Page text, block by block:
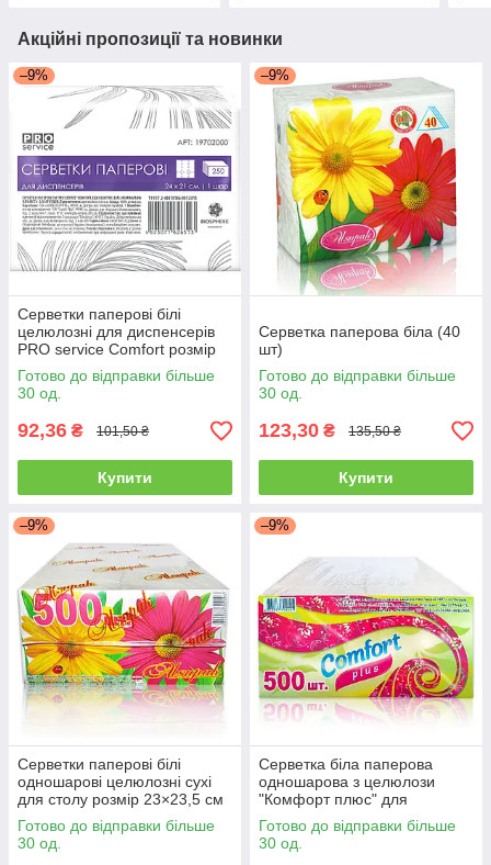
Акційні пропозиції та новинки
–9%
Серветки паперові білі
целюлозні для диспенсерів
PRO service Comfort розмір
24*21 см в упаковці 250 шт.
Готово до відправки більше
30 од.
92,36 ₴ 101,50 ₴
Купити
–9%
Серветка паперова біла (40
шт)
Готово до відправки більше
30 од.
123,30 ₴ 135,50 ₴
Купити
–9%
Серветки паперові білі
одношарові целюлозні сухі
для столу розмір 23×23,5 см
упаковка 500 шт.
Готово до відправки більше
30 од.
–9%
Серветка біла паперова
одношарова з целюлози
"Комфорт плюс" для
сервірування столу 500 шт
упаковка
Готово до відправки більше
30 од.